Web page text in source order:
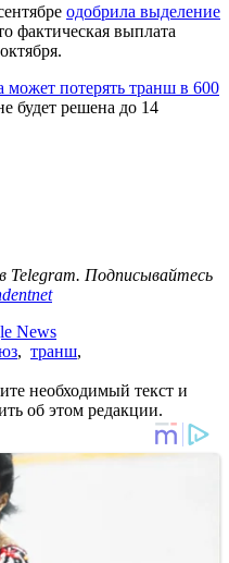
одобрила выделение
фактическая выплата
может потерять транш в 600
будет решена до 14
в Telegram. Подписывайтесь
News
, транш,
необходимый текст и
об этом редакции.